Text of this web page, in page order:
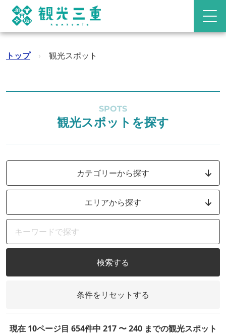
トップ › 観光スポット
SPOTS
観光スポットを探す
カテゴリーから探す
エリアから探す
検索する
条件をリセットする
現在 10ページ目 654件中 217 〜 240 までの観光スポット